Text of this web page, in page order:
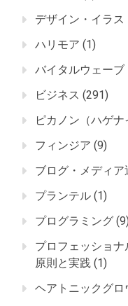
デザイン・イラス
ハリモア (1)
バイタルウェー
ビジネス (291)
ピカノン（ハゲナ
フィンジア (9)
ブログ・メディア
プランテル (1)
プログラミング (9)
プロフェッショ
原則と実践 (1)
ヘアトニックグロ